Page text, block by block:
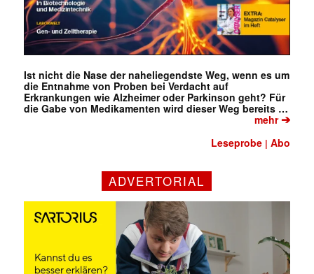
Ist nicht die Nase der naheliegendste Weg, wenn es um
die Entnahme von Proben bei Verdacht auf
Erkrankungen wie Alzheimer oder Parkinson geht? Für
die Gabe von Medikamenten wird dieser Weg bereits …
mehr➔
Leseprobe |Abo
ADVERTORIAL